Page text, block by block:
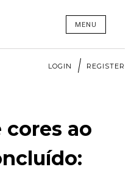
MENU
LOGIN REGISTER
cores ao